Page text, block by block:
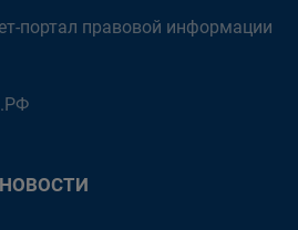
портал правовой информации